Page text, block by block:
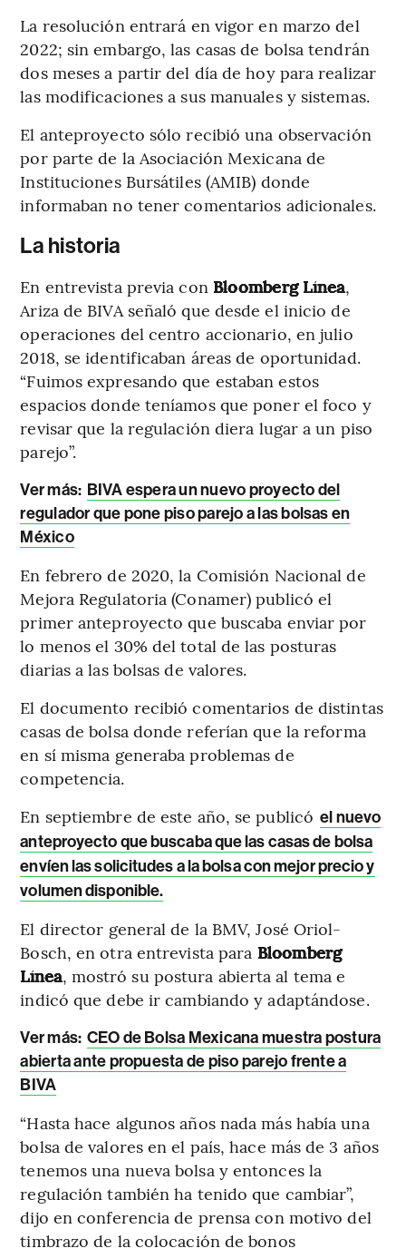
La resolución entrará en vigor en marzo del
2022; sin embargo, las casas de bolsa tendrán
dos meses a partir del día de hoy para realizar
las modificaciones a sus manuales y sistemas.
El anteproyecto sólo recibió una observación
por parte de la Asociación Mexicana de
Instituciones Bursátiles (AMIB) donde
informaban no tener comentarios adicionales.
La historia
En entrevista previa con Bloomberg Línea,
Ariza de BIVA señaló que desde el inicio de
operaciones del centro accionario, en julio
2018, se identificaban áreas de oportunidad.
“Fuimos expresando que estaban estos
espacios donde teníamos que poner el foco y
revisar que la regulación diera lugar a un piso
parejo”.
Ver más: BIVA espera un nuevo proyecto del
regulador que pone piso parejo a las bolsas en
México
En febrero de 2020, la Comisión Nacional de
Mejora Regulatoria (Conamer) publicó el
primer anteproyecto que buscaba enviar por
lo menos el 30% del total de las posturas
diarias a las bolsas de valores.
El documento recibió comentarios de distintas
casas de bolsa donde referían que la reforma
en sí misma generaba problemas de
competencia.
En septiembre de este año, se publicó el nuevo
anteproyecto que buscaba que las casas de bolsa
envíen las solicitudes a la bolsa con mejor precio y
volumen disponible.
El director general de la BMV, José Oriol-
Bosch, en otra entrevista para Bloomberg
Línea, mostró su postura abierta al tema e
indicó que debe ir cambiando y adaptándose.
Ver más: CEO de Bolsa Mexicana muestra postura
abierta ante propuesta de piso parejo frente a
BIVA
“Hasta hace algunos años nada más había una
bolsa de valores en el país, hace más de 3 años
tenemos una nueva bolsa y entonces la
regulación también ha tenido que cambiar”,
dijo en conferencia de prensa con motivo del
timbrazo de la colocación de bonos